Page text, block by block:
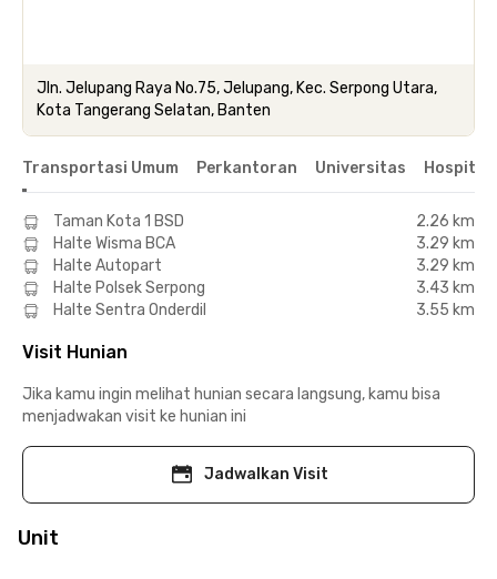
Jln. Jelupang Raya No.75, Jelupang, Kec. Serpong Utara,
Kota Tangerang Selatan, Banten
Transportasi Umum Perkantoran Universitas Hospital
Taman Kota 1 BSD
2.26 km
Halte Wisma BCA
3.29 km
Halte Autopart
3.29 km
Halte Polsek Serpong
3.43 km
Halte Sentra Onderdil
3.55 km
Visit Hunian
Jika kamu ingin melihat hunian secara langsung, kamu bisa
menjadwakan visit ke hunian ini
Jadwalkan Visit
Unit